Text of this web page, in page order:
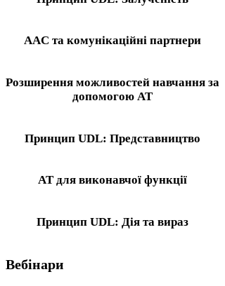
AAC та комунікаційні партнери
Розширення можливостей навчання за
допомогою AT
Принцип UDL: Представництво
AT для виконавчої функції
Принцип UDL: Дія та вираз
Вебінари